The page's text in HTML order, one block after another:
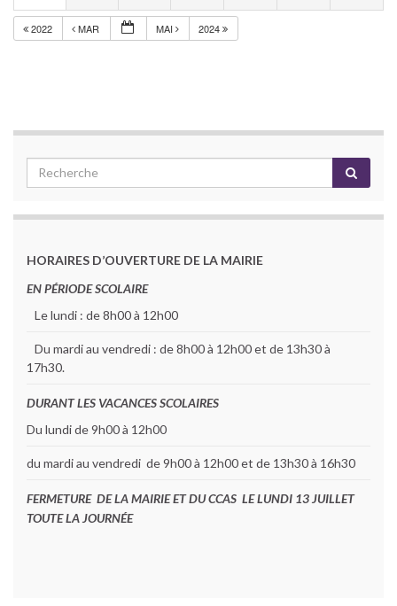
2022 MAR MAI 2024
HORAIRES D’OUVERTURE DE LA MAIRIE
EN PÉRIODE SCOLAIRE
Le lundi : de 8h00 à 12h00
Du mardi au vendredi : de 8h00 à 12h00 et de 13h30 à
17h30.
DURANT LES VACANCES SCOLAIRES
Du lundi de 9h00 à 12h00
du mardi au vendredi de 9h00 à 12h00 et de 13h30 à 16h30
FERMETURE DE LA MAIRIE ET DU CCAS LE LUNDI 13 JUILLET
TOUTE LA JOURNÉE